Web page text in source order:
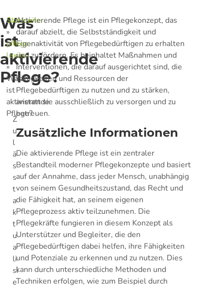
Was
ist
aktivierende
Pflege?
Startseite
»
pflege-
lexika
»
Was
ist
aktivierende
Pflege?
Z
u
l
ä
s
s
t
a
k
t
u
a
li
si
e
Aktivierende Pflege ist ein Pflegekonzept, das
darauf abzielt, die Selbstständigkeit und
Eigenaktivität von Pflegebedürftigen zu erhalten
und zu fördern. Es beinhaltet Maßnahmen und
Interventionen, die darauf ausgerichtet sind, die
Fähigkeiten und Ressourcen der
Pflegebedürftigen zu nutzen und zu stärken,
anstatt sie ausschließlich zu versorgen und zu
betreuen.
Zusätzliche Informationen
Die aktivierende Pflege ist ein zentraler
Bestandteil moderner Pflegekonzepte und basiert
auf der Annahme, dass jeder Mensch, unabhängig
von seinem Gesundheitszustand, das Recht und
die Fähigkeit hat, an seinem eigenen
Pflegeprozess aktiv teilzunehmen. Die
Pflegekräfte fungieren in diesem Konzept als
Unterstützer und Begleiter, die den
Pflegebedürftigen dabei helfen, ihre Fähigkeiten
und Potenziale zu erkennen und zu nutzen. Dies
kann durch unterschiedliche Methoden und
Techniken erfolgen, wie zum Beispiel durch